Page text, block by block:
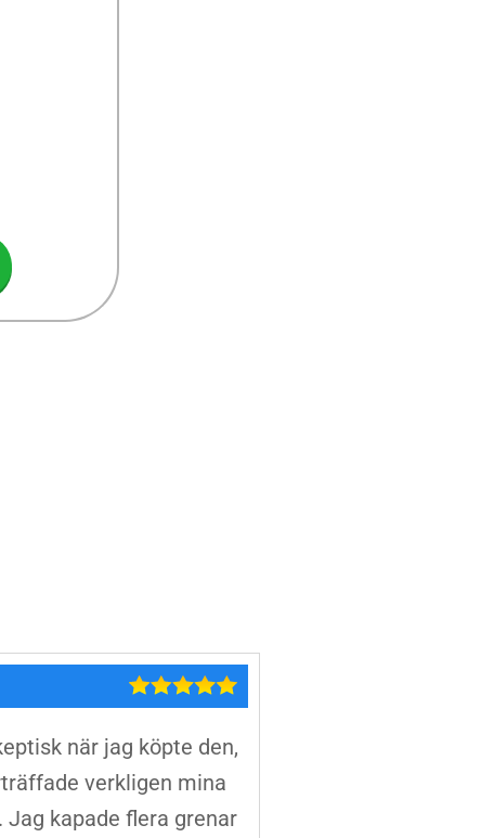
när jag köpte den,
verkligen mina
Jag kapade flera grenar